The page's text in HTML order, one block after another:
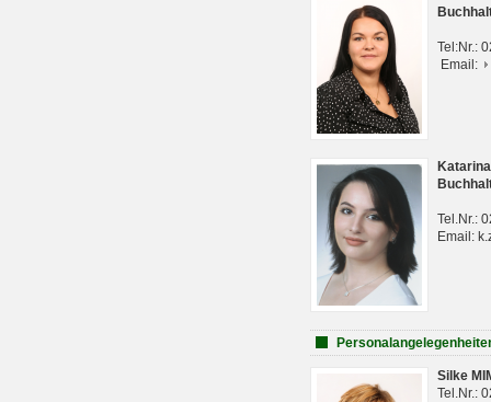
Tel:Nr.:
Email:
Tel.Nr.:
Email:
Silke
Tel.Nr.: